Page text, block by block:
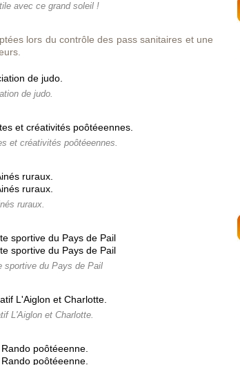
avec ce grand soleil !
lors du contrôle des pass sanitaires et une
de judo.
et créativités poôtéeennes.
ruraux.
sportive du Pays de Pail
L'Aiglon et Charlotte.